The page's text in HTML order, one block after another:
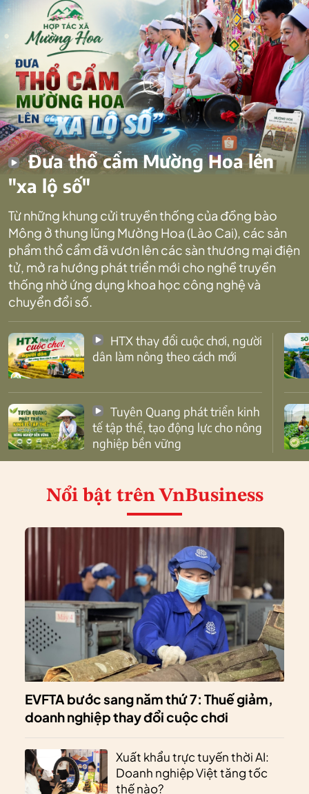
Đưa thổ cẩm Mường Hoa lên
"xa lộ số"
Từ những khung cửi truyền thống của đồng bào
Mông ở thung lũng Mường Hoa (Lào Cai), các sản
phẩm thổ cẩm đã vươn lên các sàn thương mại điện
tử, mở ra hướng phát triển mới cho nghề truyền
thống nhờ ứng dụng khoa học công nghệ và
chuyển đổi số.
dân làm nông theo cách mới
tế tập thể, tạo động lực cho nông
nghiệp bền vững
Nổi bật trên VnBusiness
EVFTA bước sang năm thứ 7: Thuế giảm,
doanh nghiệp thay đổi cuộc chơi
Xuất khẩu trực tuyến thời AI:
Doanh nghiệp Việt tăng tốc
thế nào?